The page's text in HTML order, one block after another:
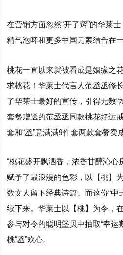
在营销方面忽然“开了窍”的华莱
精气泡啤和更多中国元素结合在
桃花一直以来就被看成是姻缘之
求桃花！华莱士代言人范丞丞修
了华莱士最好的宣传，引得无数“
套餐赠送的范丞丞同款桃花好运
套和“丞”意满满9件套两款套餐卖成
“桃花盛开飘洒香，浓香甘醇沁心
赋予了最浪漫的色彩，以【桃】
数文人留下经典诗篇。而这份“中
续下来。华莱士以【桃】为令，
参与对令的聪明堡贝中抽取“幸运
桃“丞”欢心。